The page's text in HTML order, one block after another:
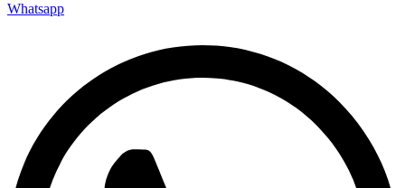
Whatsapp